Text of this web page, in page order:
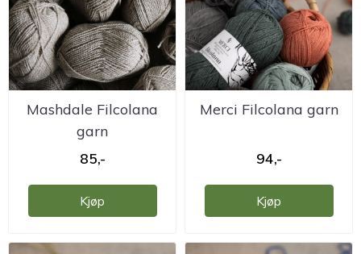
Mashdale Filcolana
garn
85,-
Kjøp
Merci Filcolana garn
94,-
Kjøp